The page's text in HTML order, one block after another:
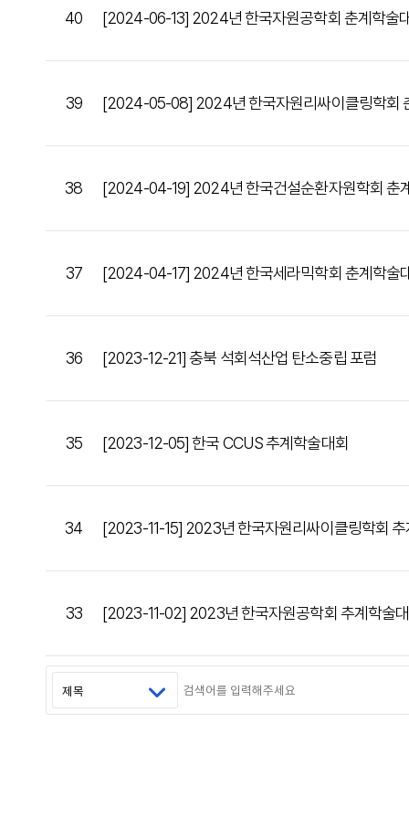
40 [2024-06-13] 2024년 한국자원공학회 춘계학술
39 [2024-05-08] 2024년 한국자원리싸이클링학회
38 [2024-04-19] 2024년 한국건설순환자원학회 춘
37 [2024-04-17] 2024년 한국세라믹학회 춘계학술
36 [2023-12-21] 충북 석회석산업 탄소중립 포럼
35 [2023-12-05] 한국 CCUS 추계학술대회
34 [2023-11-15] 2023년 한국자원리싸이클링학회
33 [2023-11-02] 2023년 한국자원공학회 추계학술